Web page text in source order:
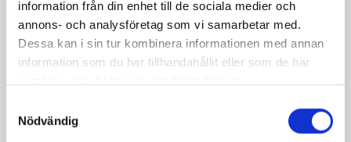
information från din enhet till de sociala medier och
annons- och analysföretag som vi samarbetar med.
Dessa kan i sin tur kombinera informationen med annan
information som du har tillhandahållit eller som de har
Nödvändig
Produkter i receptet: